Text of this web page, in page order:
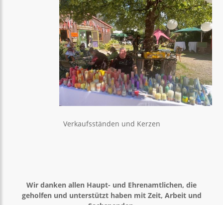
Verkaufsständen und Kerzen
Wir danken allen Haupt- und Ehrenamtlichen, die
geholfen und unterstützt haben mit Zeit, Arbeit und